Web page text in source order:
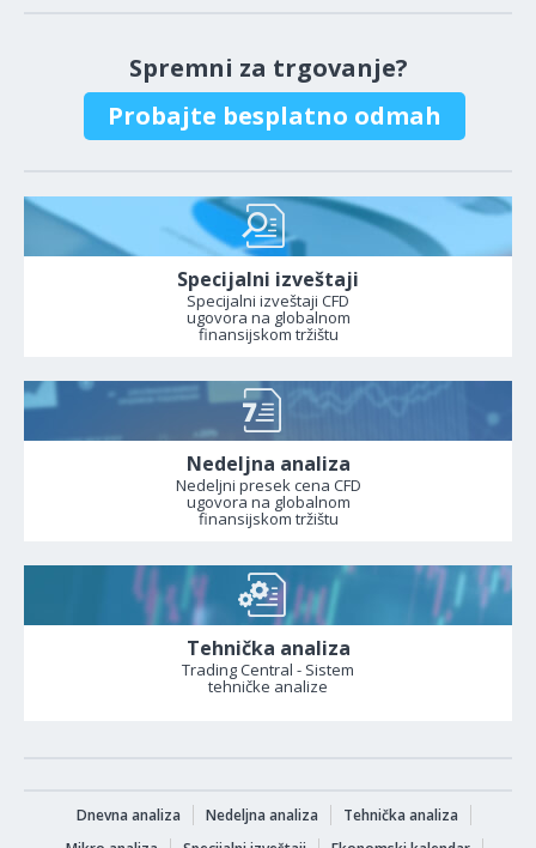
Spremni za trgovanje?
Probajte besplatno odmah
Specijalni izveštaji
Specijalni izveštaji CFD
ugovora na globalnom
finansijskom tržištu
Nedeljna analiza
Nedeljni presek cena CFD
ugovora na globalnom
finansijskom tržištu
Tehnička analiza
Trading Central - Sistem
tehničke analize
Dnevna analiza Nedeljna analiza
Tehnička analiza